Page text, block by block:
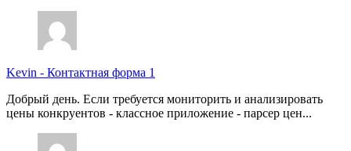
Kevin - Контактная форма 1
Добрый день. Если требуется мониторить и анализировать
цены конкруентов - классное приложение - парсер цен...